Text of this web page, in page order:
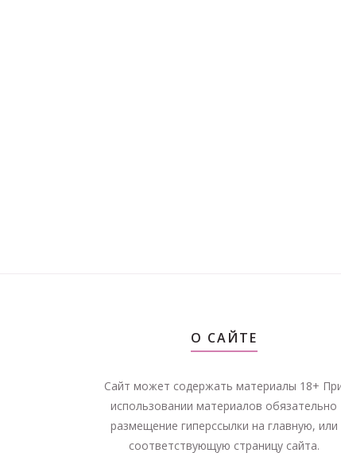
О САЙТЕ
Сайт может содержать материалы 18+
использовании материалов обязательно
размещение гиперссылки на главную, или
соответствующую страницу сайта.